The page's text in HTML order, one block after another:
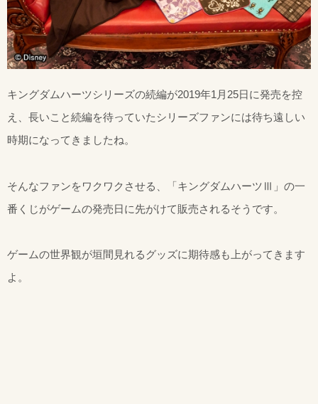
キングダムハーツシリーズの続編が2019年1月25日に発売を控
え、長いこと続編を待っていたシリーズファンには待ち遠しい
時期になってきましたね。
そんなファンをワクワクさせる、「キングダムハーツⅢ」の一
番くじがゲームの発売日に先がけて販売されるそうです。
ゲームの世界観が垣間見れるグッズに期待感も上がってきます
よ。